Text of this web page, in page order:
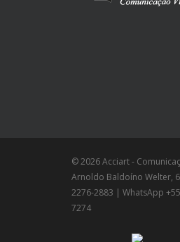
© 2026 Acciart -
Arnoldo Baldoíno Welter,
2276-2883 | WhatsApp
7274